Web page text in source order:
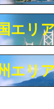
の価格です。
エリア
エリ